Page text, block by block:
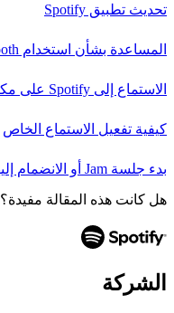
تحديث تطبيق Spotify
المساعدة بشأن استخدام Bluetooth مع Spotify
الاستماع إلى Spotify على مكبرات الصوت
كيفية تفعيل الاستماع الخاص
بدء جلسة Jam أو الانضمام إليها
هل كانت هذه المقالة مفيدة؟
الشركة